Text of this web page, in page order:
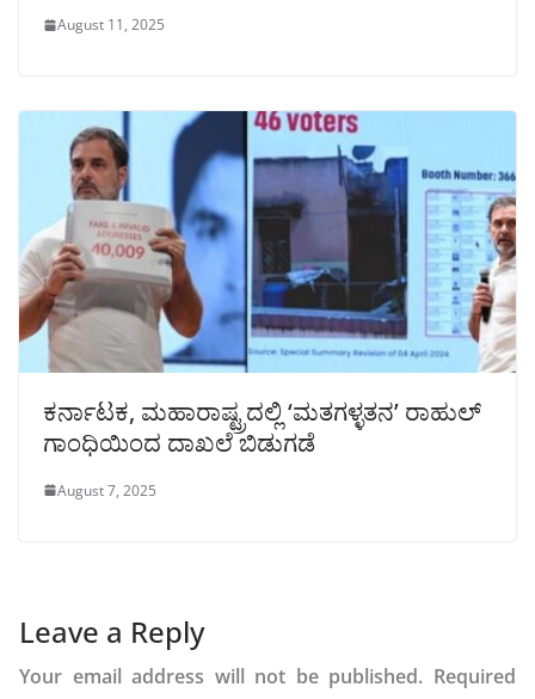
August 11, 2025
ಕರ್ನಾಟಕ, ಮಹಾರಾಷ್ಟ್ರದಲ್ಲಿ ‘ಮತಗಳ್ಳತನ’ ರಾಹುಲ್‌
ಗಾಂಧಿಯಿಂದ ದಾಖಲೆ ಬಿಡುಗಡೆ
August 7, 2025
Leave a Reply
Your email address will not be published. Required